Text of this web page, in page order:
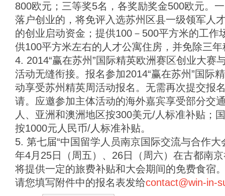
800欧元；三等奖5名，各奖励奖金500欧元。
落户创业的，将免评入选苏州区县一级领军人
的创业启动资金；提供100－500平方米的工作
供100平方米左右的人才公寓住房，并免除三年
4. 2014“赢在苏州”国际精英欧洲赛区创业大赛
活动无缝衔接。报名参加2014“赢在苏州”国际
动享受苏州精英周活动报名。无需再次提交报
请。应邀参加主体活动的海外嘉宾享受部分交
人、亚洲和澳洲地区按300美元/人标准补贴；
按1000元人民币/人标准补贴。
5. 第七届“中国留学人员南京国际交流与合作大
年4月25日（周五）、26日（周六）在古都南
将提供一定的旅费补贴和大会期间的免费食宿
请您填写附件中的报名表发给contact@win-in-